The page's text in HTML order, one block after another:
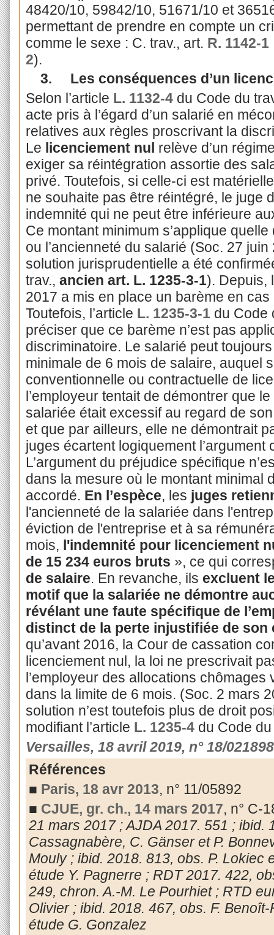
48420/10, 59842/10, 51671/10 et
permettant de prendre en compte un
comme le sexe : C. trav., art. R. 1142-1
2).
3.
Les conséquences d’un
Selon l’article L. 1132-4du Code du
acte pris à l’égard d’un salarié en
relatives aux règles proscrivant la
Le licenciement nul relève d’un
exiger sa réintégration assortie des
privé. Toutefois, si celle-ci est
ne souhaite pas être réintégré, le juge
indemnité qui ne peut être inférieure
Ce montant minimum s’applique
ou l’ancienneté du salarié (Soc. 27
solution jurisprudentielle a été
trav., ancien art. L. 1235-3-1). Depuis,
2017 a mis en place un barème en
Toutefois, l’article L. 1235-3-1du Code
préciser que ce barème n’est pas
discriminatoire. Le salarié peut
minimale de 6 mois de salaire, auquel
conventionnelle ou contractuelle de
l’employeur tentait de démontrer que
salariée était excessif au regard de
et que par ailleurs, elle ne démontrait
juges écartent logiquement l’argument
L’argument du préjudice spécifique
dans la mesure où le montant minimal
accordé. En l’espèce, les juges
l'ancienneté de la salariée dans
éviction de l'entreprise et à sa
mois, l'indemnité pour licenciement
de 15 234 euros bruts », ce qui
de salaire. En revanche, ils excluent
motif que la salariée ne démontre
révélant une faute spécifique de
distinct de la perte injustifiée de son
qu’avant 2016, la Cour de cassation
licenciement nul, la loi ne prescrivait
l’employeur des allocations
dans la limite de 6 mois. (Soc. 2 mars
solution n’est toutefois plus de droit
modifiant l’article L. 1235-4du Code du
Versailles, 18 avril 2019, n° 18/021898
Références
■ Paris, 18 avr 2013, n° 11/05892
■ CJUE, gr. ch., 14 mars 2017, n° C-
21 mars 2017 ; AJDA 2017. 551 ; ibid.
Cassagnabère, C. Gänser et P.
Mouly ; ibid. 2018. 813, obs. P. Lokiec
étude Y. Pagnerre ; RDT 2017. 422,
249, chron. A.-M. Le Pourhiet ; RTD
Olivier ; ibid. 2018. 467, obs. F.
étude G. Gonzalez